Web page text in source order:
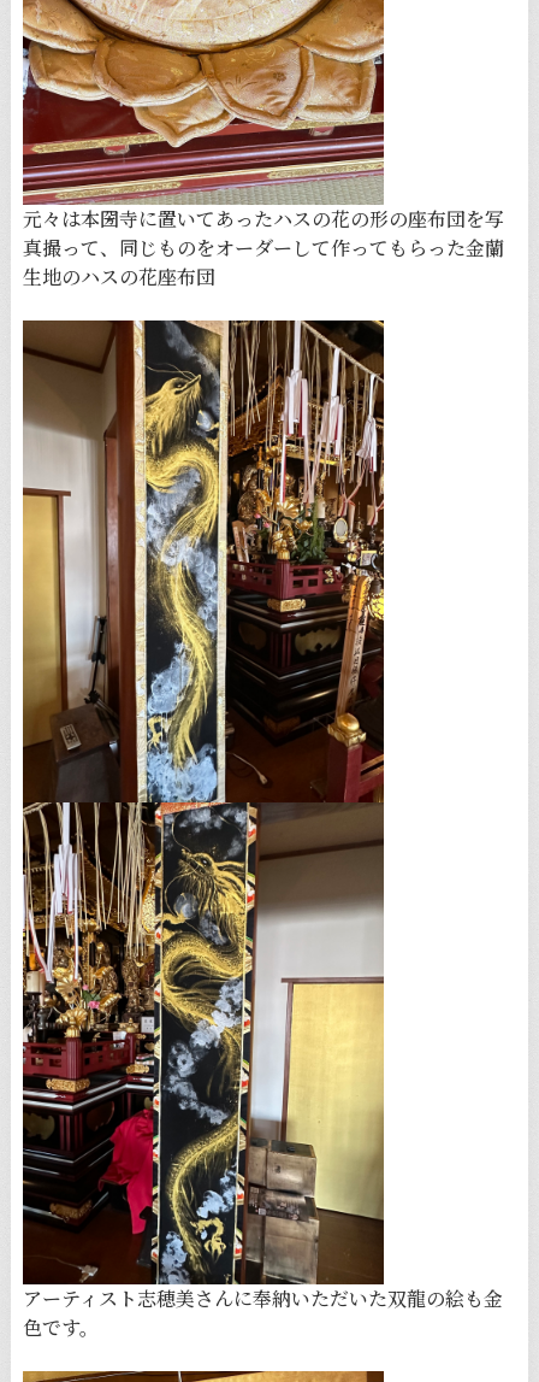
元々は本圀寺に置いてあったハスの花の形の座布団を写
真撮って、同じものをオーダーして作ってもらった金蘭
生地のハスの花座布団
アーティスト志穂美さんに奉納いただいた双龍の絵も金
色です。